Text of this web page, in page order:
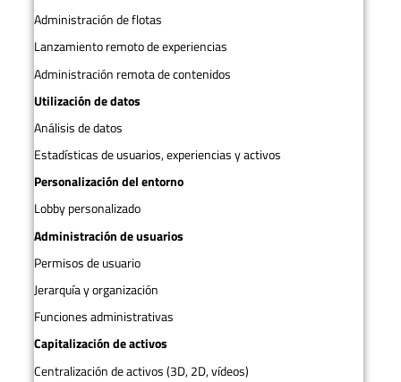
Administración de flotas
Lanzamiento remoto de experiencias
Administración remota de contenidos
Utilización de datos
Análisis de datos
Estadísticas de usuarios, experiencias y activos
Personalización del entorno
Lobby personalizado
Administración de usuarios
Permisos de usuario
Jerarquía y organización
Funciones administrativas
Capitalización de activos
Centralización de activos (3D, 2D, vídeos)